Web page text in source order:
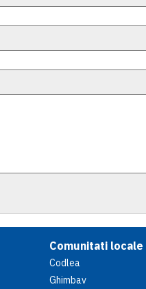
Comunitati locale
Codlea
Ghimbav